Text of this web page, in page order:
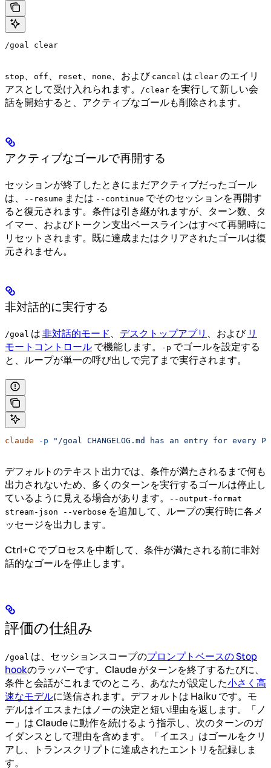
/goal clear
stop off reset none 、および cancel は clear のエイリ
アスとして受け入れられます。
/clear を実行して新しい会
話を開始すると、アクティブなゴールも削除されます。
アクティブなゴールで再開する
セッションが終了したときにまだアクティブだったゴール
は、
--resume または --continue でそのセッションを再開す
ると復元されます。条件は引き継がれますが、ターン数、タ
イマー、およびトークン支出ベースラインはすべて再開時に
リセットされます。既に達成またはクリアされたゴールは復
元されません。
非対話的に実行する
/goal は 非対話的モード デスクトップアプリ 、および リ
モートコントロール で機能します。 -p でゴールを設定する
と、ループが単一の呼び出しで完了まで実行されます。
claude -p "/goal CHANGELOG.md has an entry for every
デフォルトのテキスト出力では、条件が満たされるまで何も
出力されないため、多くのターンを実行するゴールは停止し
ているように見える場合があります。
--output-format
stream-json --verbose を追加して、ループの実行時に各メ
ッセージを出力します。
Ctrl+C でプロセスを中断して、条件が満たされる前に非対
話的なゴールを停止します。
評価の仕組み
/goal は、セッションスコープのプロンプトベースの Stop
hookのラッパーです。Claude がターンを終了するたびに、
条件と会話がこれまでのところ、あなたが設定した小さく高
速なモデルに送信されます。デフォルトは Haiku です。モ
デルはイエスまたはノーの決定と短い理由を返します。「ノ
ー」は Claude に動作を続けるよう指示し、次のターンのガ
イダンスとして理由を含めます。「イエス」はゴールをクリ
アし、トランスクリプトに達成されたエントリを記録しま
す。